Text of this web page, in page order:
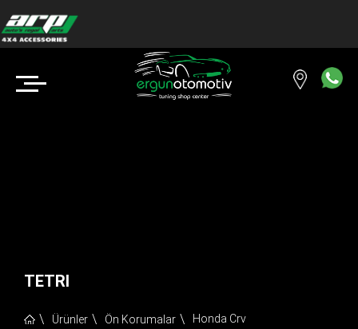
TETRI
Ürünler Ön Korumalar Honda Crv